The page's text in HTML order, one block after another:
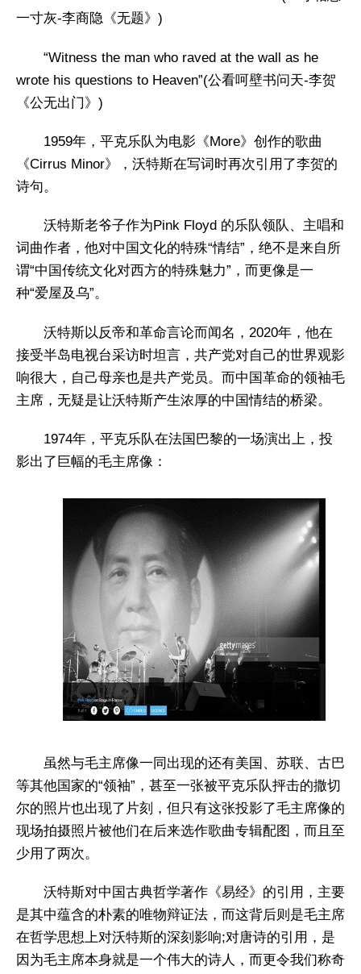
一寸灰-李商隐《无题》)
“Witness the man who raved at the wall as he
wrote his questions to Heaven”(公看呵壁书问天-李贺
《公无出门》)
1959年，平克乐队为电影《More》创作的歌曲
《Cirrus Minor》，沃特斯在写词时再次引用了李贺的
诗句。
沃特斯老爷子作为Pink Floyd 的乐队领队、主唱和
词曲作者，他对中国文化的特殊“情结”，绝不是来自所
谓“中国传统文化对西方的特殊魅力”，而更像是一
种“爱屋及乌”。
沃特斯以反帝和革命言论而闻名，2020年，他在
接受半岛电视台采访时坦言，共产党对自己的世界观影
响很大，自己母亲也是共产党员。而中国革命的领袖毛
主席，无疑是让沃特斯产生浓厚的中国情结的桥梁。
1974年，平克乐队在法国巴黎的一场演出上，投
影出了巨幅的毛主席像：
虽然与毛主席像一同出现的还有美国、苏联、古巴
等其他国家的“领袖”，甚至一张被平克乐队抨击的撒切
尔的照片也出现了片刻，但只有这张投影了毛主席像的
现场拍摄照片被他们在后来选作歌曲专辑配图，而且至
少用了两次。
沃特斯对中国古典哲学著作《易经》的引用，主要
是其中蕴含的朴素的唯物辩证法，而这背后则是毛主席
在哲学思想上对沃特斯的深刻影响;对唐诗的引用，是
因为毛主席本身就是一个伟大的诗人，而更令我们称奇